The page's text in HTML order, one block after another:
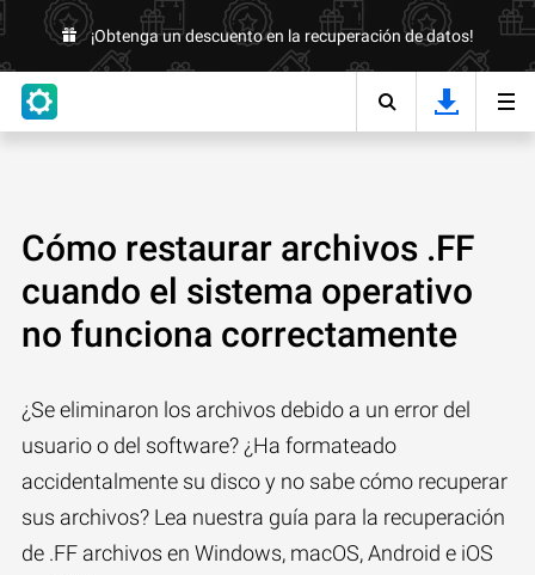
¡Obtenga un descuento en la recuperación de datos!
Cómo restaurar archivos .FF
cuando el sistema operativo
no funciona correctamente
¿Se eliminaron los archivos debido a un error del
usuario o del software? ¿Ha formateado
accidentalmente su disco y no sabe cómo recuperar
sus archivos? Lea nuestra guía para la recuperación
de .FF archivos en Windows, macOS, Android e iOS